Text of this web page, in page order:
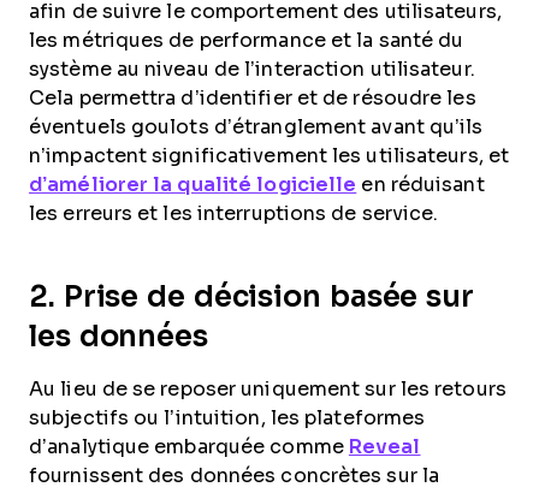
afin de suivre le comportement des utilisateurs,
les métriques de performance et la santé du
système au niveau de l’interaction utilisateur.
Cela permettra d’identifier et de résoudre les
éventuels goulots d’étranglement avant qu’ils
n’impactent significativement les utilisateurs, et
d’améliorer la qualité logicielle en réduisant
les erreurs et les interruptions de service.
2. Prise de décision basée sur
les données
Au lieu de se reposer uniquement sur les retours
subjectifs ou l’intuition, les plateformes
d’analytique embarquée comme Reveal
fournissent des données concrètes sur la